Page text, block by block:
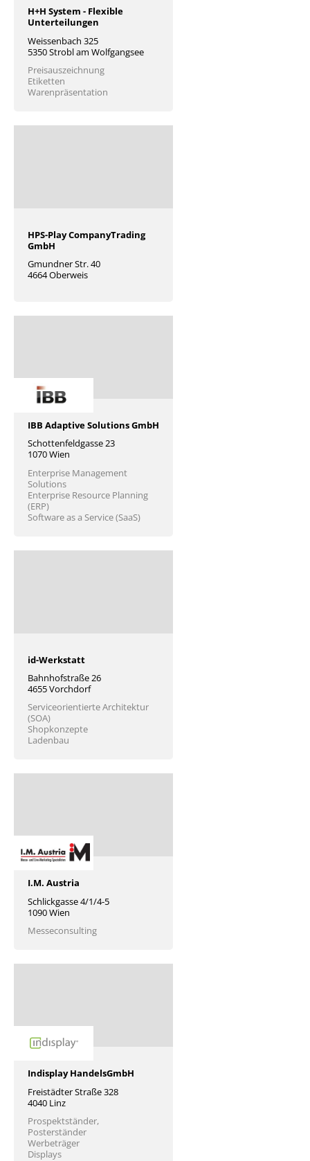
H+H System - Flexible
Unterteilungen
Weissenbach 325
5350 Strobl am Wolfgangsee
Preisauszeichnung
Etiketten
Warenpräsentation
HPS-Play CompanyTrading
GmbH
Gmundner Str. 40
4664 Oberweis
IBB Adaptive Solutions GmbH
Schottenfeldgasse 23
1070 Wien
Enterprise Management
Solutions
Enterprise Resource Planning
(ERP)
Software as a Service (SaaS)
id-Werkstatt
Bahnhofstraße 26
4655 Vorchdorf
Serviceorientierte Architektur
(SOA)
Shopkonzepte
Ladenbau
I.M. Austria
Schlickgasse 4/1/4-5
1090 Wien
Messeconsulting
Indisplay HandelsGmbH
Freistädter Straße 328
4040 Linz
Prospektständer,
Posterständer
Werbeträger
Displays